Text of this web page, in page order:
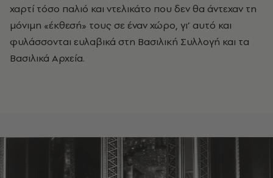
χαρτί τόσο παλιό και ντελικάτο που δεν θα άντεχαν τη
μόνιμη «έκθεσή» τους σε έναν χώρο, γι’ αυτό και
φυλάσσονται ευλαβικά στη Βασιλική Συλλογή και τα
Βασιλικά Αρχεία.